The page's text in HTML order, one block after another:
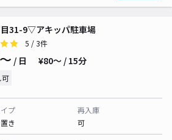
31-9▽アキッパ駐車場
5 / 3件
/ 日 ¥80〜 / 15分
可
プ
き
再入庫
可